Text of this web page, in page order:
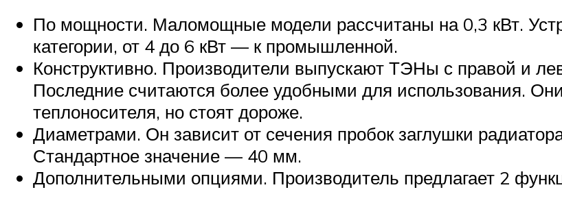
По мощности. Маломощные модели рассчитаны на 0,3 кВт.
категории, от 4 до 6 кВт — к промышленной.
Конструктивно. Производители выпускают ТЭНы с правой и
Последние считаются более удобными для использования.
теплоносителя, но стоят дороже.
Диаметрами. Он зависит от сечения пробок заглушки
Стандартное значение — 40 мм.
Дополнительными опциями. Производитель предлагает 2